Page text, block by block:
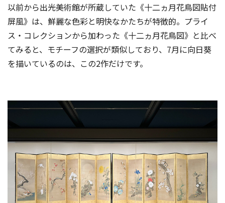
以前から出光美術館が所蔵していた《十二ヵ月花鳥図貼付
屏風》は、鮮麗な色彩と明快なかたちが特徴的。プライ
ス・コレクションから加わった《十二ヵ月花鳥図》と比べ
てみると、モチーフの選択が類似しており、7月に向日葵
を描いているのは、この2作だけです。